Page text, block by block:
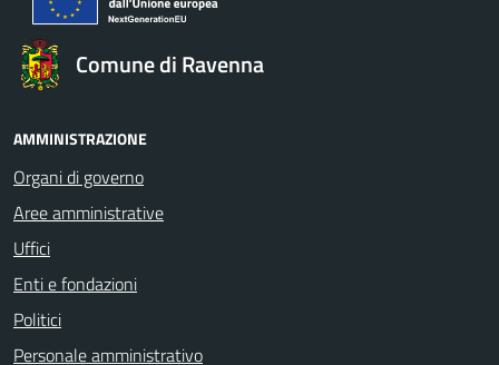
Comune di Ravenna
AMMINISTRAZIONE
Organi di governo
Aree amministrative
Uffici
Enti e fondazioni
Politici
Personale amministrativo